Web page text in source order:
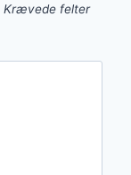
Krævede felter